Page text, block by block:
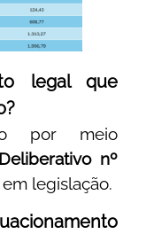
legal que
por meio
nº
legislação.